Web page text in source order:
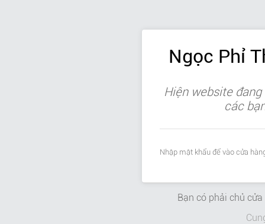
Ngọc Phỉ
Hiện website
các
Nhập mật khẩu để vào cửa
Bạn có phải chủ